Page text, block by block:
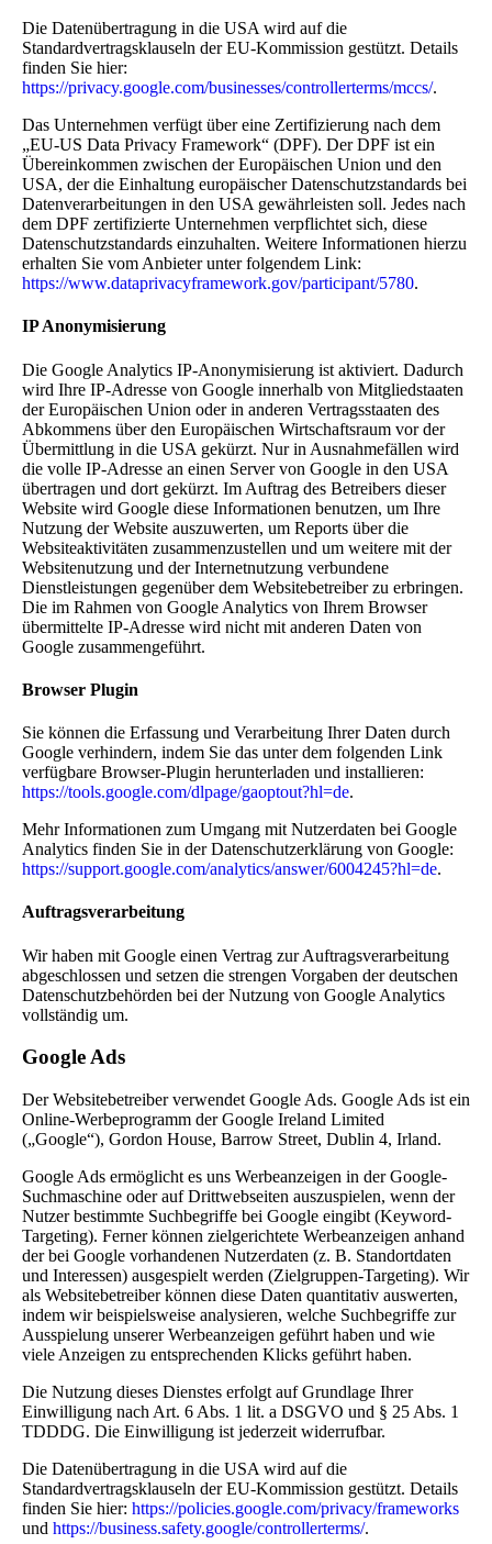
Die Datenübertragung in die USA wird auf die
Standardvertragsklauseln der EU-Kommission gestützt. Details
finden Sie hier:
https://privacy.google.com/businesses/controllerterms/mccs/.
Das Unternehmen verfügt über eine Zertifizierung nach dem
„EU-US Data Privacy Framework“ (DPF). Der DPF ist ein
Übereinkommen zwischen der Europäischen Union und den
USA, der die Einhaltung europäischer Datenschutzstandards bei
Datenverarbeitungen in den USA gewährleisten soll. Jedes nach
dem DPF zertifizierte Unternehmen verpflichtet sich, diese
Datenschutzstandards einzuhalten. Weitere Informationen hierzu
erhalten Sie vom Anbieter unter folgendem Link:
https://www.dataprivacyframework.gov/participant/5780.
IP Anonymisierung
Die Google Analytics IP-Anonymisierung ist aktiviert. Dadurch
wird Ihre IP-Adresse von Google innerhalb von Mitgliedstaaten
der Europäischen Union oder in anderen Vertragsstaaten des
Abkommens über den Europäischen Wirtschaftsraum vor der
Übermittlung in die USA gekürzt. Nur in Ausnahmefällen wird
die volle IP-Adresse an einen Server von Google in den USA
übertragen und dort gekürzt. Im Auftrag des Betreibers dieser
Website wird Google diese Informationen benutzen, um Ihre
Nutzung der Website auszuwerten, um Reports über die
Websiteaktivitäten zusammenzustellen und um weitere mit der
Websitenutzung und der Internetnutzung verbundene
Dienstleistungen gegenüber dem Websitebetreiber zu erbringen.
Die im Rahmen von Google Analytics von Ihrem Browser
übermittelte IP-Adresse wird nicht mit anderen Daten von
Google zusammengeführt.
Browser Plugin
Sie können die Erfassung und Verarbeitung Ihrer Daten durch
Google verhindern, indem Sie das unter dem folgenden Link
verfügbare Browser-Plugin herunterladen und installieren:
https://tools.google.com/dlpage/gaoptout?hl=de.
Mehr Informationen zum Umgang mit Nutzerdaten bei Google
Analytics finden Sie in der Datenschutzerklärung von Google:
https://support.google.com/analytics/answer/6004245?hl=de.
Auftragsverarbeitung
Wir haben mit Google einen Vertrag zur Auftragsverarbeitung
abgeschlossen und setzen die strengen Vorgaben der deutschen
Datenschutzbehörden bei der Nutzung von Google Analytics
vollständig um.
Google Ads
Der Websitebetreiber verwendet Google Ads. Google Ads ist ein
Online-Werbeprogramm der Google Ireland Limited
(„Google“), Gordon House, Barrow Street, Dublin 4, Irland.
Google Ads ermöglicht es uns Werbeanzeigen in der Google-
Suchmaschine oder auf Drittwebseiten auszuspielen, wenn der
Nutzer bestimmte Suchbegriffe bei Google eingibt (Keyword-
Targeting). Ferner können zielgerichtete Werbeanzeigen anhand
der bei Google vorhandenen Nutzerdaten (z. B. Standortdaten
und Interessen) ausgespielt werden (Zielgruppen-Targeting). Wir
als Websitebetreiber können diese Daten quantitativ auswerten,
indem wir beispielsweise analysieren, welche Suchbegriffe zur
Ausspielung unserer Werbeanzeigen geführt haben und wie
viele Anzeigen zu entsprechenden Klicks geführt haben.
Die Nutzung dieses Dienstes erfolgt auf Grundlage Ihrer
Einwilligung nach Art. 6 Abs. 1 lit. a DSGVO und § 25 Abs. 1
TDDDG. Die Einwilligung ist jederzeit widerrufbar.
Die Datenübertragung in die USA wird auf die
Standardvertragsklauseln der EU-Kommission gestützt. Details
finden Sie hier: https://policies.google.com/privacy/frameworks
und https://business.safety.google/controllerterms/.